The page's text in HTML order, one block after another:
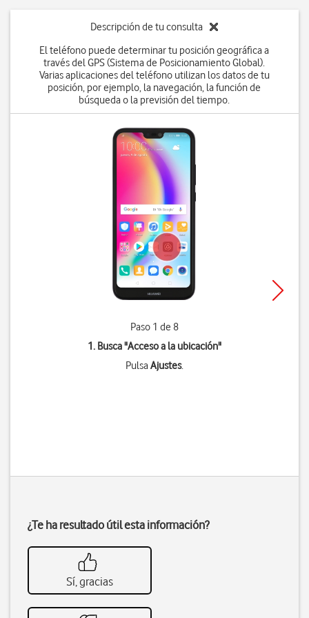
Descripción de tu consulta
El teléfono puede determinar tu posición geográfica a
través del GPS (Sistema de Posicionamiento Global).
Varias aplicaciones del teléfono utilizan los datos de tu
posición, por ejemplo, la navegación, la función de
búsqueda o la previsión del tiempo.
Paso 1 de 8
1. Busca "Acceso a la ubicación"
PulsaAjustes.
¿Te ha resultado útil esta información?
Sí, gracias